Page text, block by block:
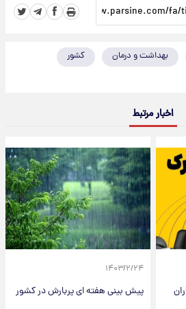
بهداشت و درمان
کشور
اخبار مرتبط
۱۴۰۳/۲/۲۴
پیش بینی هفته ای پربارش در کشور